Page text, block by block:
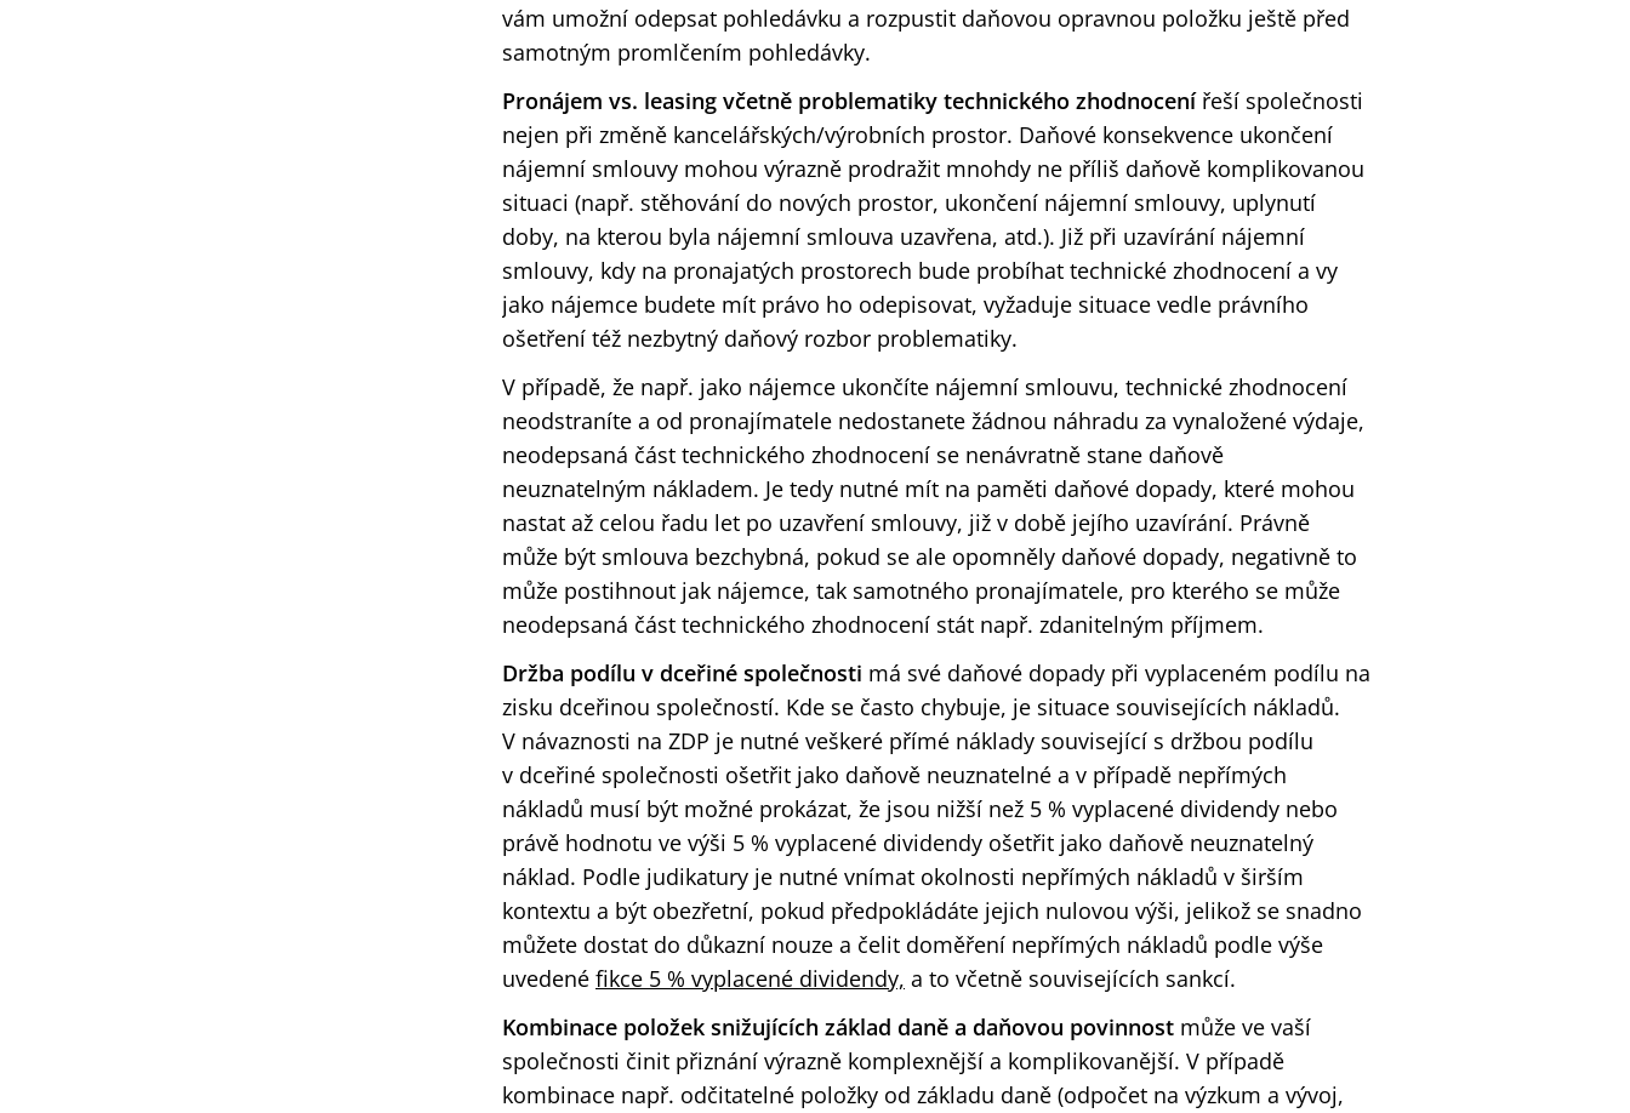
vám umožní odepsat pohledávku a rozpustit daňovou opravnou položku ještě před
samotným promlčením pohledávky.
Pronájem vs. leasing včetně problematiky technického zhodnocení řeší společnosti
nejen při změně kancelářských/výrobních prostor. Daňové konsekvence ukončení
nájemní smlouvy mohou výrazně prodražit mnohdy ne příliš daňově komplikovanou
situaci (např. stěhování do nových prostor, ukončení nájemní smlouvy, uplynutí
doby, na kterou byla nájemní smlouva uzavřena, atd.). Již při uzavírání nájemní
smlouvy, kdy na pronajatých prostorech bude probíhat technické zhodnocení a vy
jako nájemce budete mít právo ho odepisovat, vyžaduje situace vedle právního
ošetření též nezbytný daňový rozbor problematiky.
V případě, že např. jako nájemce ukončíte nájemní smlouvu, technické zhodnocení
neodstraníte a od pronajímatele nedostanete žádnou náhradu za vynaložené výdaje,
neodepsaná část technického zhodnocení se nenávratně stane daňově
neuznatelným nákladem. Je tedy nutné mít na paměti daňové dopady, které mohou
nastat až celou řadu let po uzavření smlouvy, již v době jejího uzavírání. Právně
může být smlouva bezchybná, pokud se ale opomněly daňové dopady, negativně to
může postihnout jak nájemce, tak samotného pronajímatele, pro kterého se může
neodepsaná část technického zhodnocení stát např. zdanitelným příjmem.
Držba podílu v dceřiné společnosti má své daňové dopady při vyplaceném podílu na
zisku dceřinou společností. Kde se často chybuje, je situace souvisejících nákladů.
V návaznosti na ZDP je nutné veškeré přímé náklady související s držbou podílu
v dceřiné společnosti ošetřit jako daňově neuznatelné a v případě nepřímých
nákladů musí být možné prokázat, že jsou nižší než 5 % vyplacené dividendy nebo
právě hodnotu ve výši 5 % vyplacené dividendy ošetřit jako daňově neuznatelný
náklad. Podle judikatury je nutné vnímat okolnosti nepřímých nákladů v širším
kontextu a být obezřetní, pokud předpokládáte jejich nulovou výši, jelikož se snadno
můžete dostat do důkazní nouze a čelit doměření nepřímých nákladů podle výše
uvedené fikce 5 % vyplacené dividendy, a to včetně souvisejících sankcí.
Kombinace položek snižujících základ daně a daňovou povinnost může ve vaší
společnosti činit přiznání výrazně komplexnější a komplikovanější. V případě
kombinace např. odčitatelné položky od základu daně (odpočet na výzkum a vývoj,